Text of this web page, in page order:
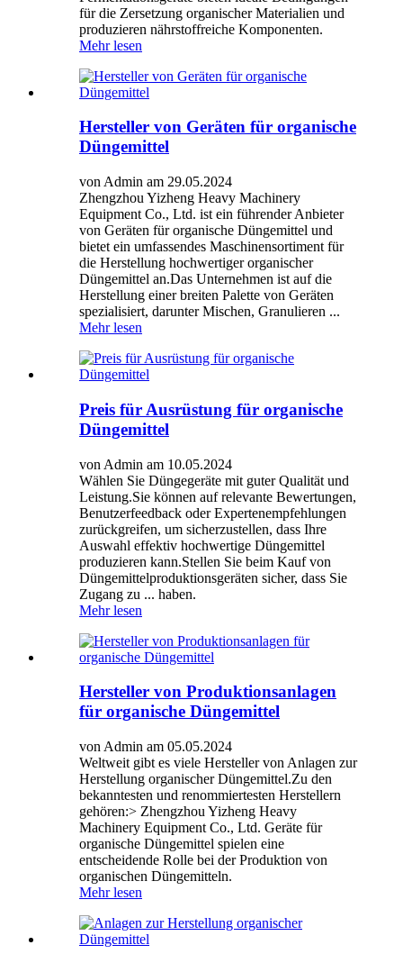
für die Zersetzung organischer Materialien und
produzieren nährstoffreiche Komponenten.
Mehr lesen
Hersteller von Geräten für organische
Düngemittel
von Admin am 29.05.2024
Zhengzhou Yizheng Heavy Machinery
Equipment Co., Ltd. ist ein führender Anbieter
von Geräten für organische Düngemittel und
bietet ein umfassendes Maschinensortiment für
die Herstellung hochwertiger organischer
Düngemittel an.Das Unternehmen ist auf die
Herstellung einer breiten Palette von Geräten
spezialisiert, darunter Mischen, Granulieren ...
Mehr lesen
Preis für Ausrüstung für organische
Düngemittel
von Admin am 10.05.2024
Wählen Sie Düngegeräte mit guter Qualität und
Leistung.Sie können auf relevante Bewertungen,
Benutzerfeedback oder Expertenempfehlungen
zurückgreifen, um sicherzustellen, dass Ihre
Auswahl effektiv hochwertige Düngemittel
produzieren kann.Stellen Sie beim Kauf von
Düngemittelproduktionsgeräten sicher, dass Sie
Zugang zu ... haben.
Mehr lesen
Hersteller von Produktionsanlagen
für organische Düngemittel
von Admin am 05.05.2024
Weltweit gibt es viele Hersteller von Anlagen zur
Herstellung organischer Düngemittel.Zu den
bekanntesten und renommiertesten Herstellern
gehören:> Zhengzhou Yizheng Heavy
Machinery Equipment Co., Ltd. Geräte für
organische Düngemittel spielen eine
entscheidende Rolle bei der Produktion von
organischen Düngemitteln.
Mehr lesen